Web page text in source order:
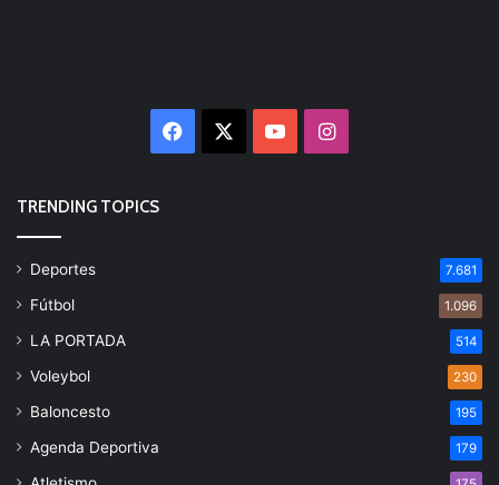
Facebook YouTubeInstagram
TRENDING TOPICS
Deportes 7.681
Fútbol 1.096
LA PORTADA 514
Voleybol 230
Baloncesto 195
Agenda Deportiva 179